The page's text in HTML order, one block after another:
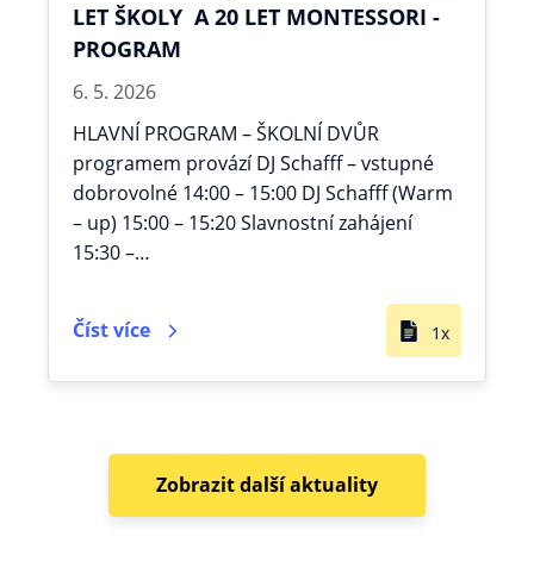
LET ŠKOLY A 20 LET MONTESSORI -
PROGRAM
6. 5. 2026
HLAVNÍ PROGRAM – ŠKOLNÍ DVŮR
programem provází DJ Schafff – vstupné
dobrovolné 14:00 – 15:00 DJ Schafff (Warm
– up) 15:00 – 15:20 Slavnostní zahájení
15:30 –…
Číst více 1x
Zobrazit další aktuality